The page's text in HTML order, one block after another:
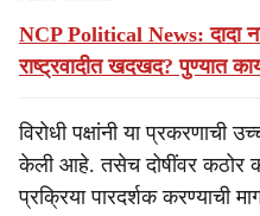
NCP Political News: दादा
राष्ट्रवादीत खदखद? पुण्यात
विरोधी पक्षांनी या प्रकरणाची
केली आहे. तसेच दोषींवर कठोर
प्रक्रिया पारदर्शक करण्याची